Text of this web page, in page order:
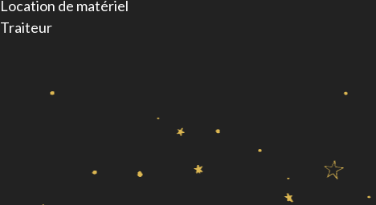
Location de matériel
Traiteur